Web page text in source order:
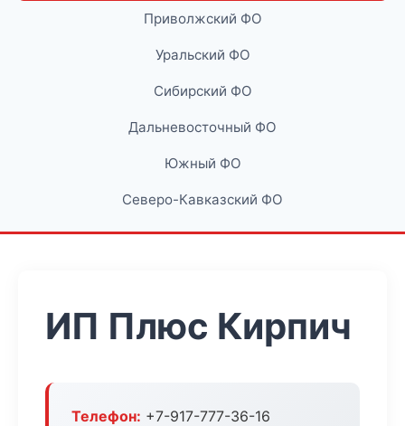
Приволжский ФО
Уральский ФО
Сибирский ФО
Дальневосточный ФО
Южный ФО
Северо-Кавказский ФО
ИП Плюс Кирпич
Телефон: +7-917-777-36-16